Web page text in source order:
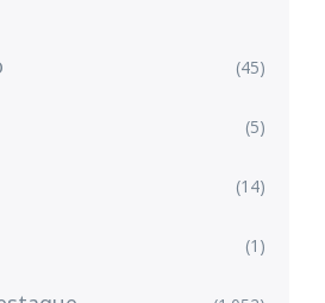
(45)
(5)
(14)
(1)